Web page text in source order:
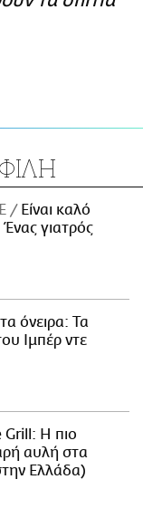
Είναι καλό
γιατρός
όνειρα: Τα
Ιμπέρ ντε
Grill: Η πιο
αυλή στα
Ελλάδα)